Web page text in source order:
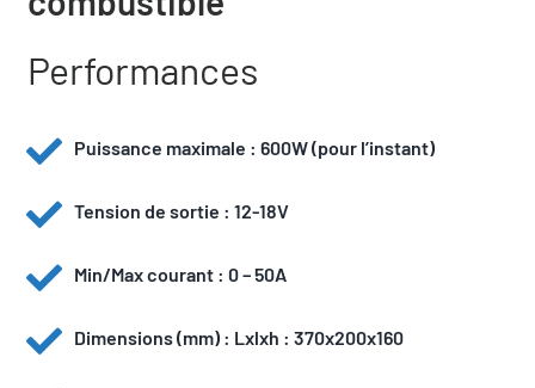
Qui sommes-nous
Demander un devis
Performances
Puissance maximale : 600W (pour l’instant)
Tension de sortie : 12-18V
Min/Max courant : 0 – 50A
Dimensions (mm) : Lxlxh : 370x200x160